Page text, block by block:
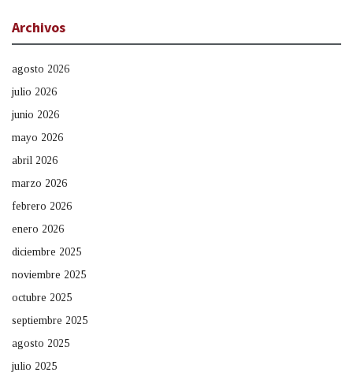
Archivos
agosto 2026
julio 2026
junio 2026
mayo 2026
abril 2026
marzo 2026
febrero 2026
enero 2026
diciembre 2025
noviembre 2025
octubre 2025
septiembre 2025
agosto 2025
julio 2025